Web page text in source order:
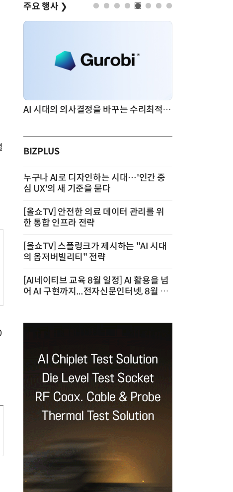
주요 행사 ❯
AI 시대의 의사결정을 바꾸는 수리최적화(Optimization): 실제 산업 적용 사례와 활용 전략
BIZPLUS
누구나 AI로 디자인하는 시대…'인간 중
심 UX'의 새 기준을 묻다
[올쇼TV] 안전한 의료 데이터 관리를 위
한 통합 인프라 전략
[올쇼TV] 스플렁크가 제시하는 "AI 시대
의 옵저버빌리티" 전략
[AI네이티브 교육 8월 일정] AI 활용을 넘
어 AI 구현까지...전자신문인터넷, 8월 실